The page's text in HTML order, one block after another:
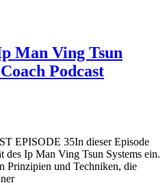
Man Ving Tsun
Podcast
EPISODE 35In dieser Episode
Ip Man Ving Tsun Systems ein.
Prinzipien und Techniken, die